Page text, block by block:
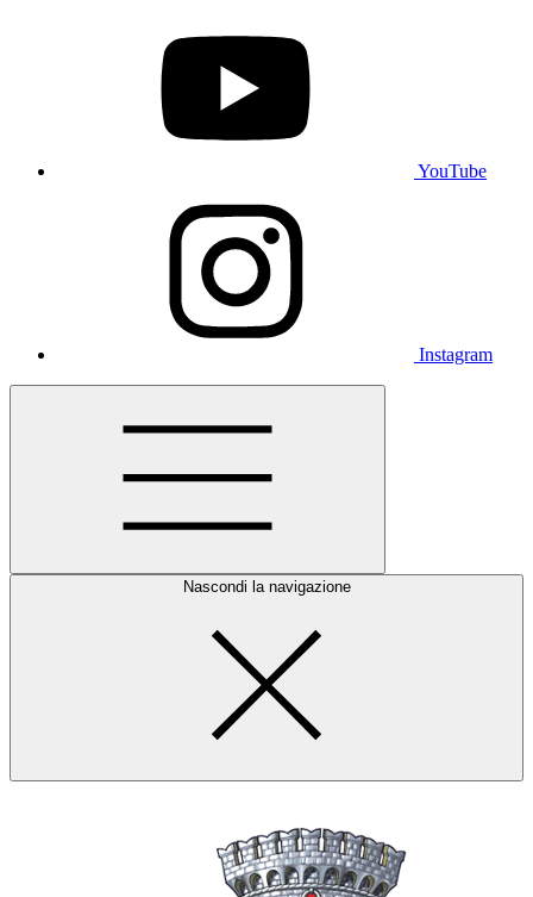
YouTube
Instagram
Nascondi la navigazione